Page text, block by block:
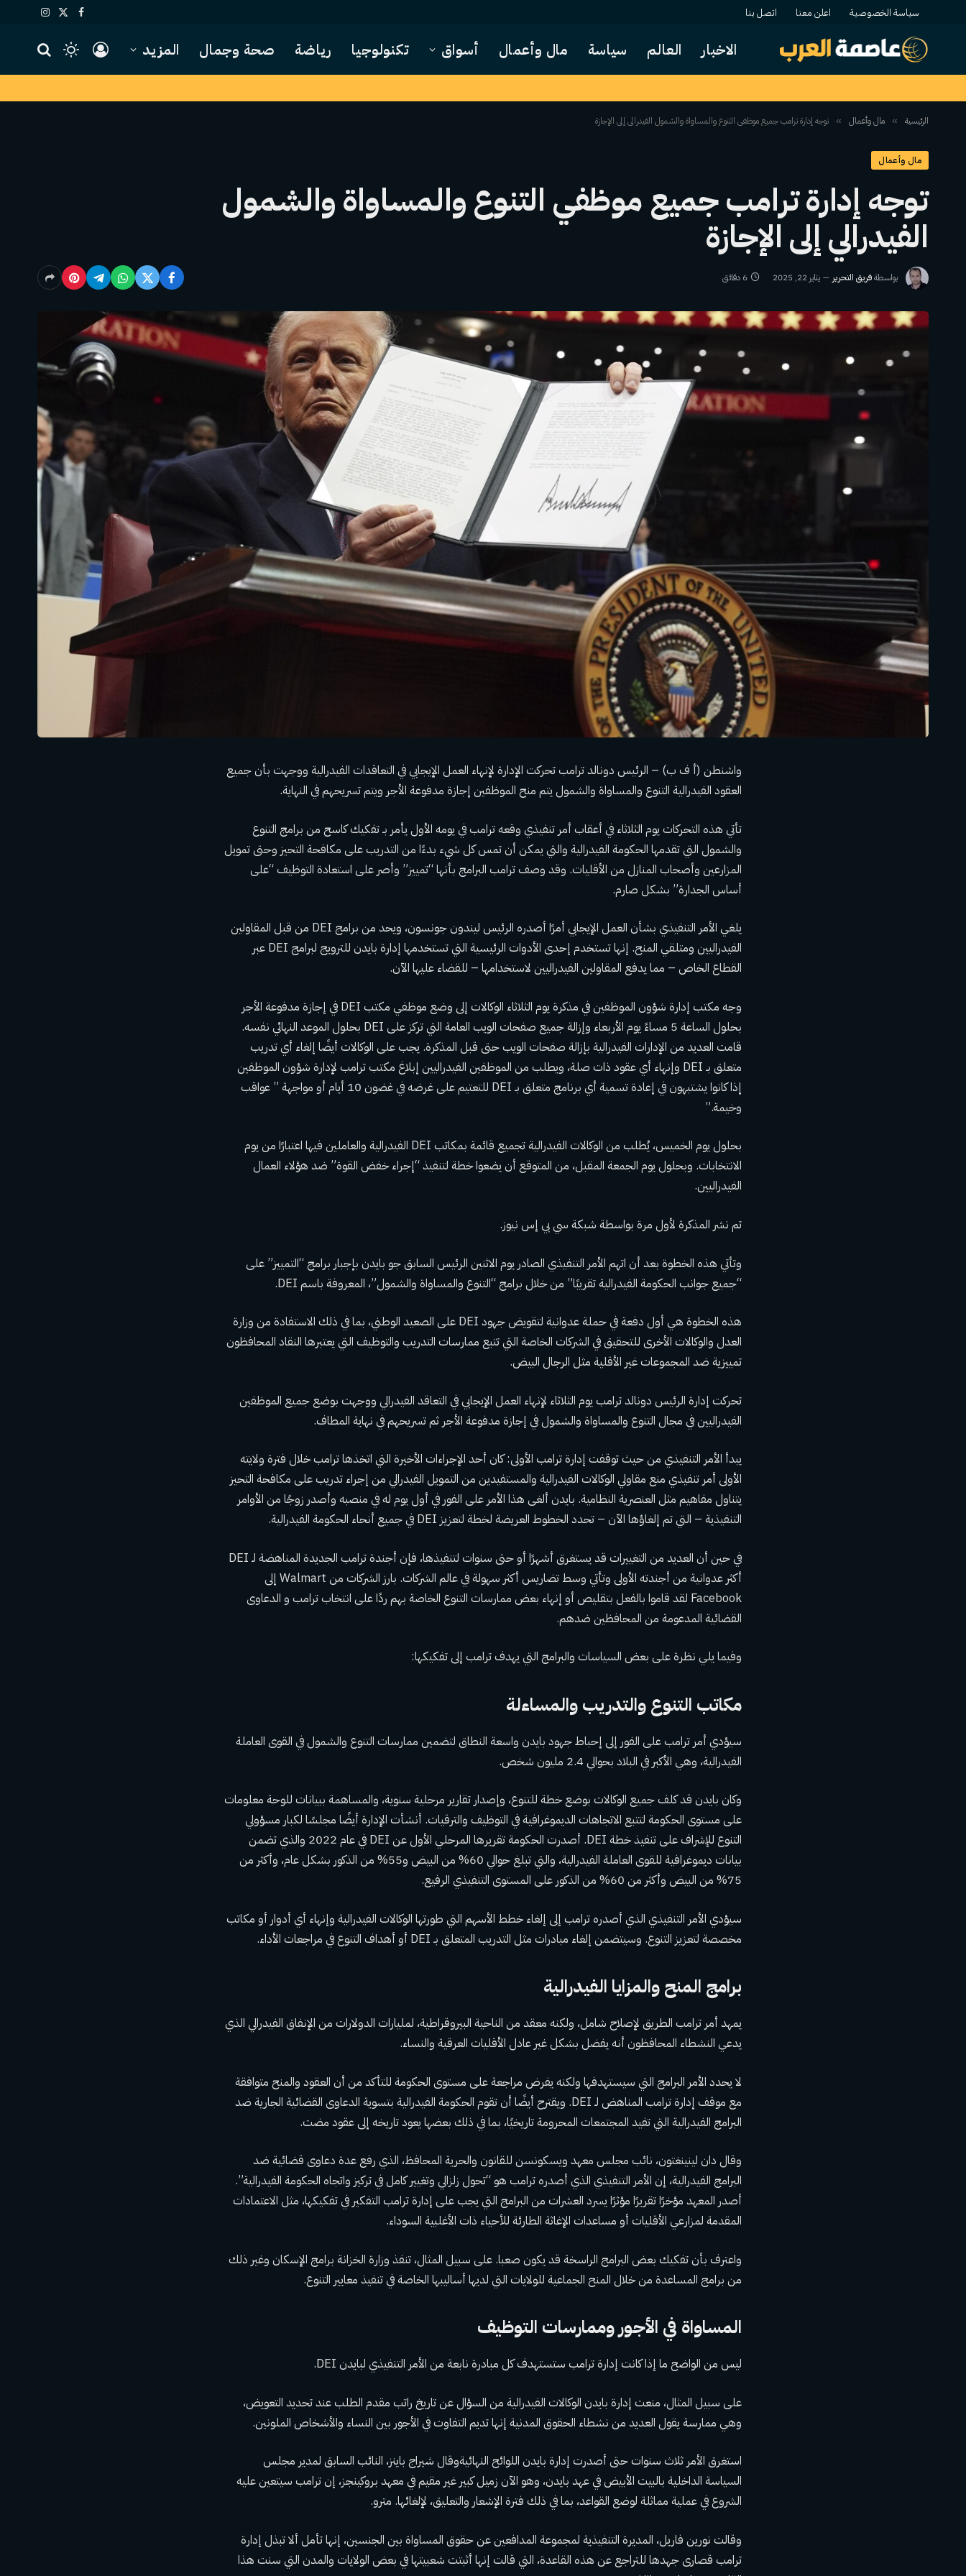
سياسة الخصوصية اعلن معنا اتصل بنا فيسبوك
X
الانستغرام
الاخبار العالم سياسة مال وأعمال أسواق تكنولوجيا رياضة صحة وجمال المزيد
الرئيسية » مال وأعمال » توجه إدارة ترامب جميع موظفي التنوع والمساواة والشمول الفيدرالي إلى الإجازة
مال وأعمال
توجه إدارة ترامب جميع موظفي التنوع والمساواة والشمول
الفيدرالي إلى الإجازة
بواسطةفريق التحرير يناير 22, 2025 6 دقائق
واشنطن (أ ف ب) – الرئيس دونالد ترامبتحركت الإدارة لإنهاء العمل الإيجابي في التعاقدات الفيدرالية ووجهت بأن جميع
العقود الفيدرالية التنوع والمساواة والشمول يتم منح الموظفين إجازة مدفوعة الأجر ويتم تسريحهم في النهاية.
تأتي هذه التحركات يوم الثلاثاء في أعقاب أمر تنفيذي وقعه ترامب في يومه الأول يأمر بـتفكيك كاسح من برامج التنوع
والشمول التي تقدمها الحكومة الفيدرالية والتي يمكن أن تمس كل شيء بدءًا من التدريب على مكافحة التحيز وحتى تمويل
المزارعين وأصحاب المنازل من الأقليات. وقد وصف ترامب البرامج بأنها “تمييز” وأصر على استعادة التوظيف “على
أساس الجدارة” بشكل صارم.
يلغي الأمر التنفيذي بشأن العمل الإيجابي أمرًا أصدره الرئيس ليندون جونسون، ويحد من برامج DEI من قبل المقاولين
الفيدراليين ومتلقي المنح. إنها تستخدم إحدى الأدوات الرئيسية التي تستخدمها إدارة بايدن للترويج لبرامج DEI عبر
القطاع الخاص – مما يدفع المقاولين الفيدراليين لاستخدامها – للقضاء عليها الآن.
وجه مكتب إدارة شؤون الموظفين في مذكرة يوم الثلاثاء الوكالات إلى وضع موظفي مكتب DEI في إجازة مدفوعة الأجر
بحلول الساعة 5 مساءً يوم الأربعاء وإزالة جميع صفحات الويب العامة التي تركز على DEI بحلول الموعد النهائي نفسه.
قامت العديد من الإدارات الفيدرالية بإزالة صفحات الويب حتى قبل المذكرة. يجب على الوكالات أيضًا إلغاء أي تدريب
متعلق بـ DEI وإنهاء أي عقود ذات صلة، ويطلب من الموظفين الفيدراليين إبلاغ مكتب ترامب لإدارة شؤون الموظفين
إذا كانوا يشتبهون في إعادة تسمية أي برنامج متعلق بـ DEI للتعتيم على غرضه في غضون 10 أيام أو مواجهة ” عواقب
وخيمة.”
بحلول يوم الخميس، يُطلب من الوكالات الفيدرالية تجميع قائمة بمكاتب DEI الفيدرالية والعاملين فيها اعتبارًا من يوم
الانتخابات. وبحلول يوم الجمعة المقبل، من المتوقع أن يضعوا خطة لتنفيذ “إجراء خفض القوة” ضد هؤلاء العمال
الفيدراليين.
تم نشر المذكرة لأول مرة بواسطة شبكة سي بي إس نيوز.
وتأتي هذه الخطوة بعد أن اتهم الأمر التنفيذي الصادر يوم الاثنين الرئيس السابق جو بايدن بإجبار برامج “التمييز” على
“جميع جوانب الحكومة الفيدرالية تقريبًا” من خلال برامج “التنوع والمساواة والشمول”، المعروفة باسم DEI.
هذه الخطوة هي أول دفعة في حملة عدوانية لتقويض جهود DEI على الصعيد الوطني، بما في ذلك الاستفادة من وزارة
العدل والوكالات الأخرى للتحقيق في الشركات الخاصة التي تتبع ممارسات التدريب والتوظيف التي يعتبرها النقاد المحافظون
تمييزية ضد المجموعات غير الأقلية مثل الرجال البيض.
تحركت إدارة الرئيس دونالد ترامب يوم الثلاثاء لإنهاء العمل الإيجابي في التعاقد الفيدرالي ووجهت بوضع جميع الموظفين
الفيدراليين في مجال التنوع والمساواة والشمول في إجازة مدفوعة الأجر ثم تسريحهم في نهاية المطاف.
يبدأ الأمر التنفيذي من حيث توقفت إدارة ترامب الأولى: كان أحد الإجراءات الأخيرة التي اتخذها ترامب خلال فترة ولايته
الأولى أمر تنفيذي منع مقاولي الوكالات الفيدرالية والمستفيدين من التمويل الفيدرالي من إجراء تدريب على مكافحة التحيز
يتناول مفاهيم مثل العنصرية النظامية. بايدن ألغى هذا الأمر على الفور في أول يوم له في منصبه وأصدر زوجًا من الأوامر
التنفيذية – التي تم إلغاؤها الآن – تحدد الخطوط العريضة لخطة لتعزيز DEI في جميع أنحاء الحكومة الفيدرالية.
في حين أن العديد من التغييرات قد يستغرق أشهرًا أو حتى سنوات لتنفيذها، فإن أجندة ترامب الجديدة المناهضة لـ DEI
أكثر عدوانية من أجندته الأولى وتأتي وسط تضاريس أكثر سهولة في عالم الشركات. بارز
الشركات من Walmart إلى
Facebook لقد قاموا بالفعل بتقليص أو إنهاء بعض ممارسات التنوع الخاصة بهم ردًا على انتخاب ترامب و الدعاوى
القضائية المدعومة من المحافظين ضدهم.
وفيما يلي نظرة على بعض السياسات والبرامج التي يهدف ترامب إلى تفكيكها:
مكاتب التنوع والتدريب والمساءلة
سيؤدي أمر ترامب على الفور إلى إحباط جهود بايدن واسعة النطاق لتضمين ممارسات التنوع والشمول في القوى العاملة
الفيدرالية، وهي الأكبر في البلاد بحوالي 2.4 مليون شخص.
وكان بايدن قد كلف جميع الوكالات بوضع خطة للتنوع، وإصدار تقارير مرحلية سنوية، والمساهمة ببيانات للوحة معلومات
على مستوى الحكومة لتتبع الاتجاهات الديموغرافية في التوظيف والترقيات. أنشأت الإدارة أيضًا مجلسًا لكبار مسؤولي
التنوع للإشراف على تنفيذ خطة DEI. أصدرت الحكومة تقريرها المرحلي الأول عن DEI في عام 2022 والذي تضمن
بيانات ديموغرافية للقوى العاملة الفيدرالية، والتي تبلغ حوالي 60% من البيض و55% من الذكور بشكل عام، وأكثر من
75% من البيض وأكثر من 60% من الذكور على المستوى التنفيذي الرفيع.
سيؤدي الأمر التنفيذي الذي أصدره ترامب إلى إلغاء خطط الأسهم التي طورتها الوكالات الفيدرالية وإنهاء أي أدوار أو مكاتب
مخصصة لتعزيز التنوع. وسيتضمن إلغاء مبادرات مثل التدريب المتعلق بـ DEI أو أهداف التنوع في مراجعات الأداء.
برامج المنح والمزايا الفيدرالية
يمهد أمر ترامب الطريق لإصلاح شامل، ولكنه معقد من الناحية البيروقراطية، لمليارات الدولارات من الإنفاق الفيدرالي الذي
يدعي النشطاء المحافظون أنه يفضل بشكل غير عادل الأقليات العرقية والنساء.
لا يحدد الأمر البرامج التي سيستهدفها ولكنه يفرض مراجعة على مستوى الحكومة للتأكد من أن العقود والمنح متوافقة
مع موقف إدارة ترامب المناهض لـ DEI. ويقترح أيضًا أن تقوم الحكومة الفيدرالية بتسوية الدعاوى القضائية الجارية ضد
البرامج الفيدرالية التي تفيد المجتمعات المحرومة تاريخيًا، بما في ذلك بعضها يعود تاريخه إلى عقود مضت.
وقال دان لينينغتون، نائب مجلس معهد ويسكونسن للقانون والحرية المحافظ، الذي رفع عدة دعاوى قضائية ضد
البرامج الفيدرالية، إن الأمر التنفيذي الذي أصدره ترامب هو “تحول زلزالي وتغيير كامل في تركيز واتجاه الحكومة الفيدرالية”.
أصدر المعهد مؤخرًا تقريرًا مؤثرًا يسرد العشرات من البرامج التي يجب على إدارة ترامب التفكير في تفكيكها، مثل الاعتمادات
المقدمة لمزارعي الأقليات أو مساعدات الإغاثة الطارئة للأحياء ذات الأغلبية السوداء.
واعترف بأن تفكيك بعض البرامج الراسخة قد يكون صعبا. على سبيل المثال، تنفذ وزارة الخزانة برامج الإسكان وغير ذلك
من برامج المساعدة من خلال المنح الجماعية للولايات التي لديها أساليبها الخاصة في تنفيذ معايير التنوع.
المساواة في الأجور وممارسات التوظيف
ليس من الواضح ما إذا كانت إدارة ترامب ستستهدف كل مبادرة نابعة من الأمر التنفيذي لبايدن DEI.
على سبيل المثال، منعت إدارة بايدن الوكالات الفيدرالية من السؤال عن تاريخ راتب مقدم الطلب عند تحديد التعويض،
وهي ممارسة يقول العديد من نشطاء الحقوق المدنية إنها تديم التفاوت في الأجور بين النساء والأشخاص الملونين.
استغرق الأمر ثلاث سنوات حتى أصدرت إدارة بايدن اللوائح النهائيةوقال شيراج باينز، النائب السابق لمدير مجلس
السياسة الداخلية بالبيت الأبيض في عهد بايدن، وهو الآن زميل كبير غير مقيم في معهد بروكينجز، إن ترامب سيتعين عليه
الشروع في عملية مماثلة لوضع القواعد، بما في ذلك فترة الإشعار والتعليق، لإلغائها. مترو.
وقالت نورين فاريل، المديرة التنفيذية لمجموعة المدافعين عن حقوق المساواة بين الجنسين، إنها تأمل ألا تبذل إدارة
ترامب قصارى جهدها للتراجع عن هذه القاعدة، التي قالت إنها أثبتت شعبيتها في بعض الولايات والمدن التي سنت هذا